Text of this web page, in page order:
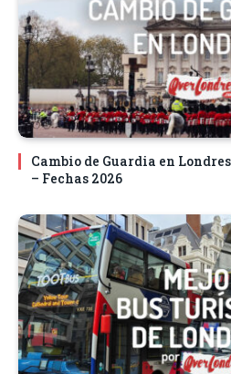
Cambio de Guardia en
– Fechas 2026